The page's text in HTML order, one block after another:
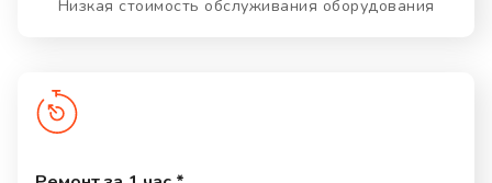
Низкая стоимость обслуживания оборудования